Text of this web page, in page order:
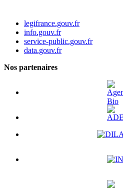
legifrance.gouv.fr
info.gouv.fr
service-public.gouv.fr
data.gouv.fr
Nos partenaires